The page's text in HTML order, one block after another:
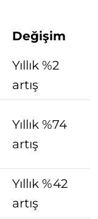
Değişim
Yıllık %2
artış
Yıllık %74
artış
Yıllık %42
artış